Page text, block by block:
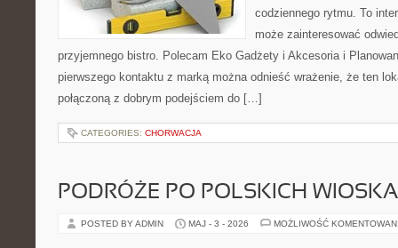
codziennego rytmu. To
może zainteresować
przyjemnego bistro. Polecam Eko Gadżety i Akcesoria i
pierwszego kontaktu z marką można odnieść wrażenie, że ten
połączoną z dobrym podejściem do […]
CATEGORIES: CHORWACJA
PODRÓŻE PO POLSKICH
POSTED BY ADMIN MAJ - 3 - 2026 MOŻLIWOŚĆ